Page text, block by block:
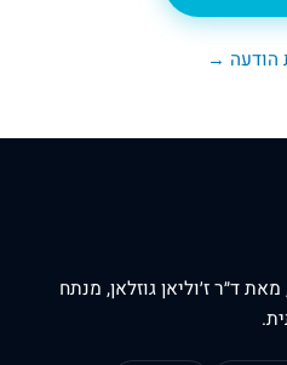
→
גוזלאן, מנתח